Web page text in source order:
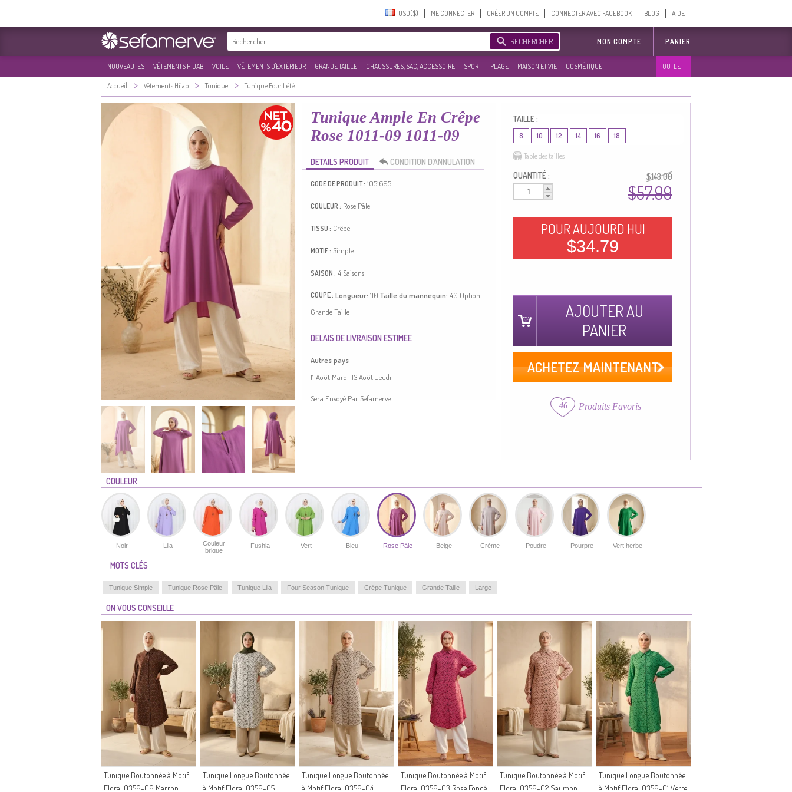
USD($)‎ ME CONNECTER CRÉER UN COMPTE CONNECTER AVEC FACEBOOK BLOG AIDE
RECHERCHER MON COMPTE PANIER
NOUVEAUTES VÊTEMENTS HIJAB VOILE VÊTEMENTS D'EXTÉRIEUR GRANDE TAILLE CHAUSSURES, SAC, ACCESSOIRE SPORT PLAGE MAISON ET VIE COSMÉTIQUE OUTLET
Accueil > Vêtements Hijab > Tunique > Tunique Pour L'été
Tunique Ample En Crêpe
Rose 1011-09 1011-09
DETAILS PRODUIT CONDITION D’ANNULATION
CODE DE PRODUIT : 1051695
COULEUR : Rose Pâle
TISSU : Crêpe
MOTIF : Simple
SAISON : 4 Saisons
COUPE : Longueur: 110 Taille du mannequin: 40 Option
Grande Taille
Couleur Rose Pâle. Tissu Crêpe. Simple. Adapté pour les 4
saisons. Option de grande taille disponible.
TAILLE DU MODEL :
LONGUEUR: 175,POIDS: 59
DELAIS DE LIVRAISON ESTIMEE
Autres pays
11 Août Mardi-13 Août Jeudi
Sera Envoyé Par Sefamerve.
TAILLE :
8 10 12 14 16 18
Table des tailles
QUANTITÉ : $143.00
$57.99
POUR AUJOURD HUI
$34.79
AJOUTER AU
PANIER
ACHETEZ MAINTENANT
46 Produits Favoris
COULEUR
Noir Lila
Couleur
brique
Fushia Vert Bleu Rose Pâle Beige Crème Poudre Pourpre Vert herbe
MOTS CLÉS
Tunique Simple Tunique Rose Pâle Tunique Lila Four Season Tunique Crêpe Tunique Grande Taille Large
ON VOUS CONSEILLE
Tunique Boutonnée à Motif
Floral 0356-06 Marron
Tunique Longue Boutonnée
à Motif Floral 0356-05
Tunique Longue Boutonnée
à Motif Floral 0356-04
Tunique Boutonnée à Motif
Floral 0356-03 Rose Foncé
Tunique Boutonnée à Motif
Floral 0356-02 Saumon
Tunique Longue Boutonnée
à Motif Floral 0356-01 Verte